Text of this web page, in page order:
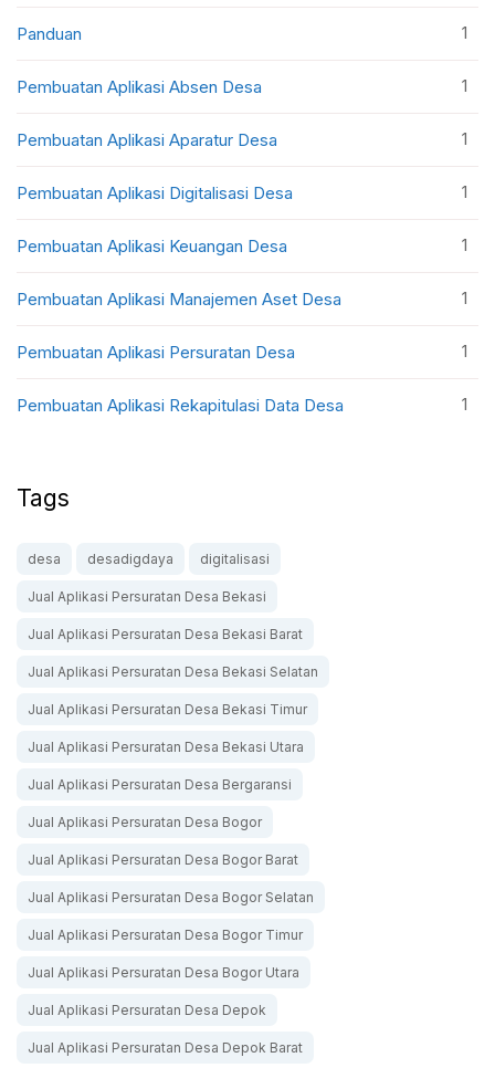
Panduan 1
Pembuatan Aplikasi Absen Desa 1
Pembuatan Aplikasi Aparatur Desa 1
Pembuatan Aplikasi Digitalisasi Desa 1
Pembuatan Aplikasi Keuangan Desa 1
Pembuatan Aplikasi Manajemen Aset Desa 1
Pembuatan Aplikasi Persuratan Desa 1
Pembuatan Aplikasi Rekapitulasi Data Desa 1
Tags
desa desadigdaya digitalisasi
Jual Aplikasi Persuratan Desa Bekasi
Jual Aplikasi Persuratan Desa Bekasi Barat
Jual Aplikasi Persuratan Desa Bekasi Selatan
Jual Aplikasi Persuratan Desa Bekasi Timur
Jual Aplikasi Persuratan Desa Bekasi Utara
Jual Aplikasi Persuratan Desa Bergaransi
Jual Aplikasi Persuratan Desa Bogor
Jual Aplikasi Persuratan Desa Bogor Barat
Jual Aplikasi Persuratan Desa Bogor Selatan
Jual Aplikasi Persuratan Desa Bogor Timur
Jual Aplikasi Persuratan Desa Bogor Utara
Jual Aplikasi Persuratan Desa Depok
Jual Aplikasi Persuratan Desa Depok Barat